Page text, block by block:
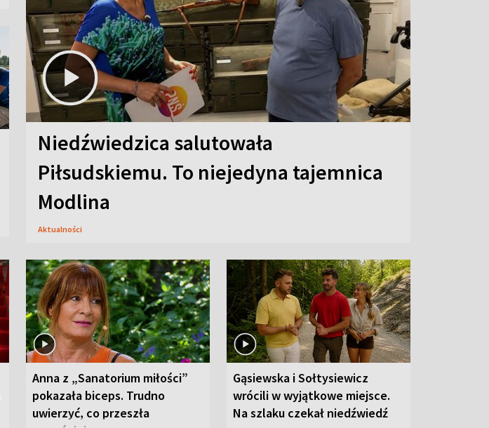
Niedźwiedzica salutowała
Piłsudskiemu. To niejedyna tajemnica
Modlina
Aktualności
Anna z „Sanatorium miłości”
pokazała biceps. Trudno
uwierzyć, co przeszła
Gąsiewska i Sołtysiewicz
wrócili w wyjątkowe miejsce.
Na szlaku czekał niedźwiedź